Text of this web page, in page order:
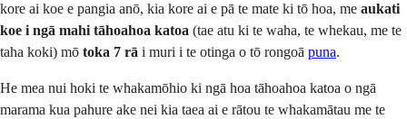
kore ai koe e pangia anō, kia kore ai e pā te mate ki tō hoa, me aukati
koe i ngā mahi tāhoahoa katoa (tae atu ki te waha, te whekau, me te
taha koki) mō toka 7 rā i muri i te otinga o tō rongoā puna.
He mea nui hoki te whakamōhio ki ngā hoa tāhoahoa katoa o ngā
marama kua pahure ake nei kia taea ai e rātou te whakamātau me te